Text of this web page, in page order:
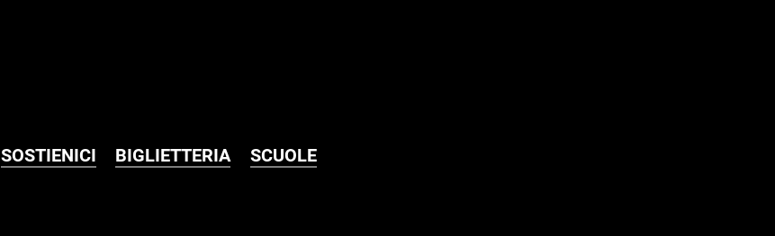
SOSTIENICI BIGLIETTERIA SCUOLE